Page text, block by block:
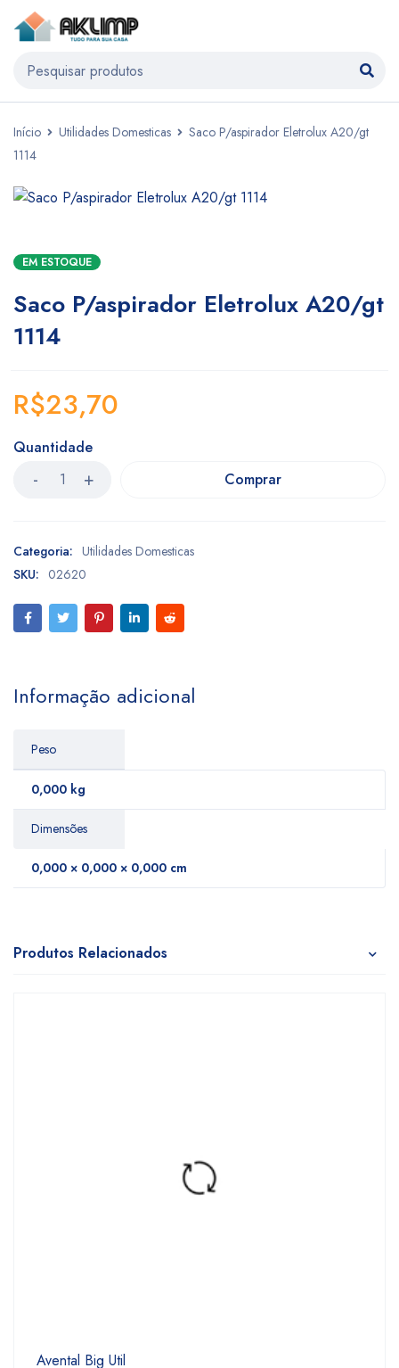
Início Utilidades Domesticas
Saco P/aspirador Eletrolux A20/gt
1114
EM ESTOQUE
Saco P/aspirador Eletrolux A20/gt
1114
R$23,70
Quantidade
Comprar
Categoria: Utilidades Domesticas
SKU: 02620
Informação adicional
Peso
0,000 kg
Dimensões
0,000 × 0,000 × 0,000 cm
Produtos Relacionados
Avental Big Util